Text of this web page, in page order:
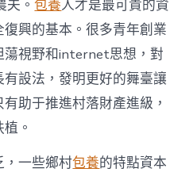
物
查
包
養
網
_
中
中
夫。包養人才是最可貴的資
興的基本。很多青年創業
蕩視野和internet思想，對
設法，發明更好的舞臺讓
助于推進村落財產進級，
。
，一些鄉村包養的特點資本